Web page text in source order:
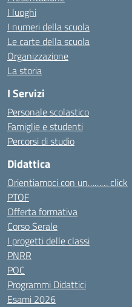
I luoghi
I numeri della scuola
Le carte della scuola
Organizzazione
La storia
I Servizi
Personale scolastico
Famiglie e studenti
Percorsi di studio
Didattica
Orientiamoci con un……… click
PTOF
Offerta formativa
Corso Serale
I progetti delle classi
PNRR
POC
Programmi Didattici
Esami 2026